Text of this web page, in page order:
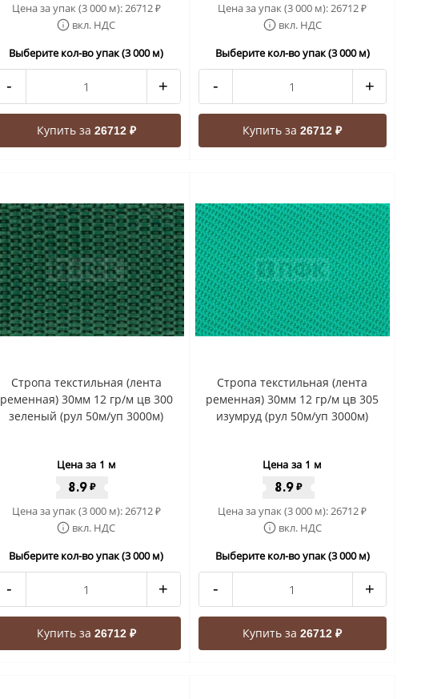
Цена за упак (3 000 м):26712₽
вкл. НДС
Выберите кол-во упак (3 000 м)
- +
Купить за 26712 ₽
Цена за упак (3 000 м):26712₽
вкл. НДС
Выберите кол-во упак (3 000 м)
- +
Купить за26712 ₽
Стропа текстильная (лента
ременная) 30мм 12 гр/м цв 300
зеленый (рул 50м/уп 3000м)
Цена за 1 м
8.9₽
Цена за упак (3 000 м):26712₽
вкл. НДС
Выберите кол-во упак (3 000 м)
- +
Купить за 26712 ₽
Стропа текстильная (лента
ременная) 30мм 12 гр/м цв 305
изумруд (рул 50м/уп 3000м)
Цена за 1 м
8.9₽
Цена за упак (3 000 м):26712₽
вкл. НДС
Выберите кол-во упак (3 000 м)
- +
Купить за26712 ₽